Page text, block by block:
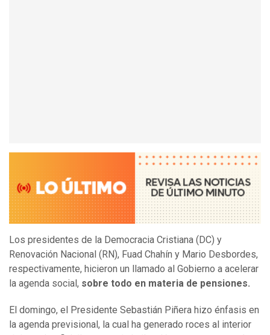
Los presidentes de la Democracia Cristiana (DC) y
Renovación Nacional (RN), Fuad Chahín y Mario Desbordes,
respectivamente, hicieron un llamado al Gobierno a acelerar
la agenda social, sobre todo en materia de pensiones.
El domingo, el Presidente Sebastián Piñera hizo énfasis en
la agenda previsional, la cual ha generado roces al interior